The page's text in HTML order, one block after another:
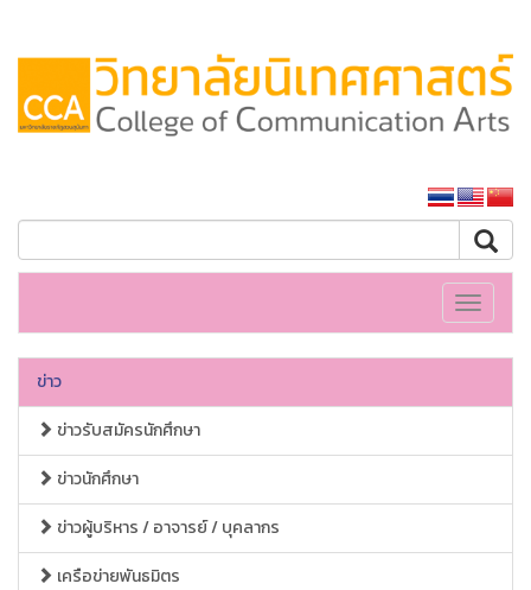
Toggle
ข่าว
ข่าวรับสมัครนักศึกษา
ข่าวนักศึกษา
ข่าวผู้บริหาร / อาจารย์ / บุคลากร
เครือข่ายพันธมิตร